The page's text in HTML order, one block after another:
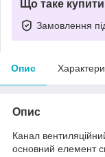
Що таке
Замовлення
Опис
Опис
Канал
основний елемент